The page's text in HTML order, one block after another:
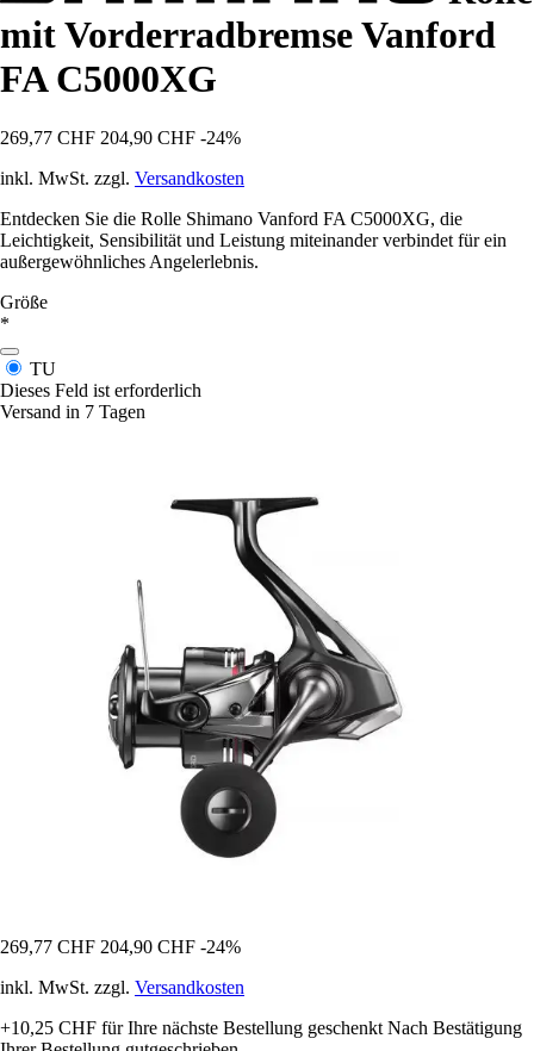
mit Vorderradbremse Vanford
FA C5000XG
269,77 CHF 204,90 CHF -24%
inkl. MwSt. zzgl. Versandkosten
Entdecken Sie die Rolle Shimano Vanford FA C5000XG, die
Leichtigkeit, Sensibilität und Leistung miteinander verbindet für ein
außergewöhnliches Angelerlebnis.
Größe
*
TU
Dieses Feld ist erforderlich
Versand in 7 Tagen
269,77 CHF 204,90 CHF -24%
inkl. MwSt. zzgl. Versandkosten
+10,25 CHF für Ihre nächste Bestellung geschenkt Nach Bestätigung